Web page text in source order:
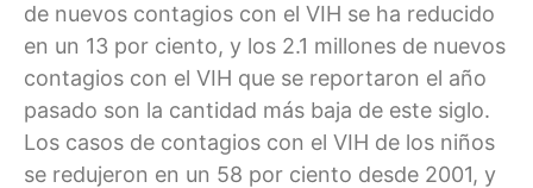
de nuevos contagios con el VIH se ha reducido
en un 13 por ciento, y los 2.1 millones de nuevos
contagios con el VIH que se reportaron el año
pasado son la cantidad más baja de este siglo.
Los casos de contagios con el VIH de los niños
se redujeron en un 58 por ciento desde 2001, y